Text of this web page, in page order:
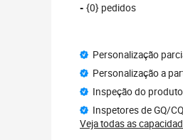
- {0} pedidos
Personalização
Personalização a
Inspeção do
Inspetores de GQ/
Veja todas as